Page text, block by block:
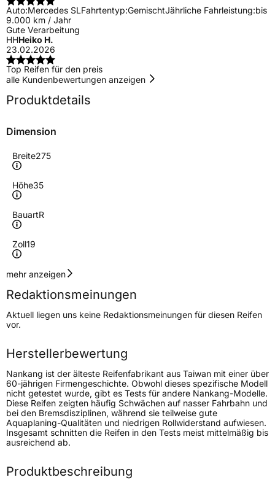
Auto:Mercedes SLFahrtentyp:GemischtJährliche Fahrleistung:bis
9.000 km / Jahr
Gute Verarbeitung
HHHeiko H.
23.02.2026
Top Reifen für den preis
alle Kundenbewertungen anzeigen
Produktdetails
Dimension
Breite275
Höhe35
BauartR
Zoll19
Geschwindigkeitsindex
Höchstgeschwindigkeit
300 km/h
Lastindex96
Höchstlast710 kg
Generelle Merkmale
FahrzeugtypPKW
VerwendungSommerreifen
ModellnameUltra Sport NS 2
mehr anzeigen
Redaktionsmeinungen
Aktuell liegen uns keine Redaktionsmeinungen für diesen Reifen
vor.
Herstellerbewertung
Nankang ist der älteste Reifenfabrikant aus Taiwan mit einer über
60-jährigen Firmengeschichte. Obwohl dieses spezifische Modell
nicht getestet wurde, gibt es Tests für andere Nankang-Modelle.
Diese Reifen zeigten häufig Schwächen auf nasser Fahrbahn und
bei den Bremsdisziplinen, während sie teilweise gute
Aquaplaning-Qualitäten und niedrigen Rollwiderstand aufwiesen.
Insgesamt schnitten die Reifen in den Tests meist mittelmäßig bis
ausreichend ab.
Produktbeschreibung